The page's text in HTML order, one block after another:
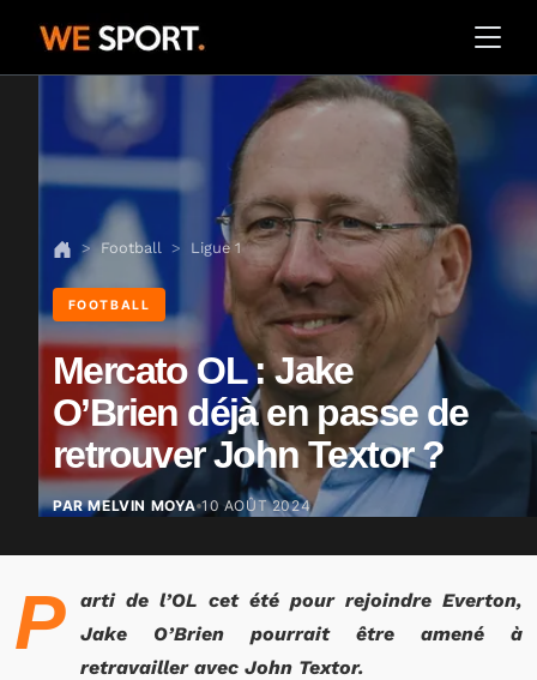
Football Ligue 1
FOOTBALL
Mercato OL : Jake
O’Brien déjà en passe de
retrouver John Textor ?
PAR MELVIN MOYA 10 AOÛT 2024
P
arti de l’OL cet été pour rejoindre Everton,
Jake O’Brien pourrait être amené à
retravailler avec John Textor.